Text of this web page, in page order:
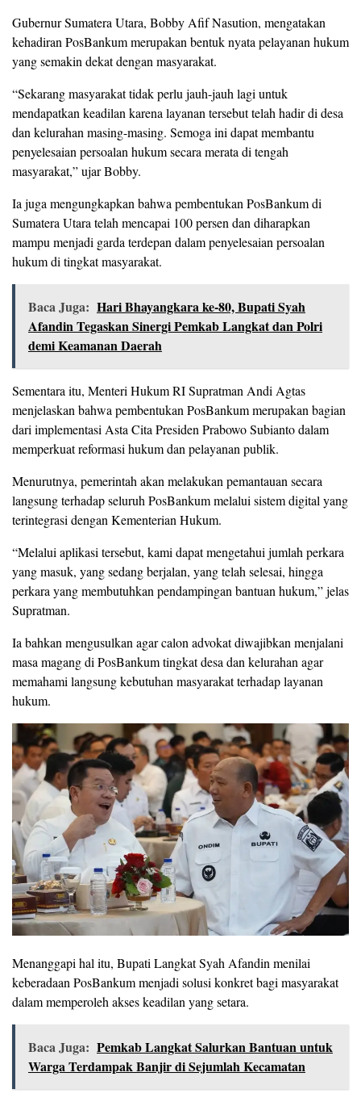
Gubernur Sumatera Utara, Bobby Afif Nasution, mengatakan
kehadiran PosBankum merupakan bentuk nyata pelayanan hukum
yang semakin dekat dengan masyarakat.
“Sekarang masyarakat tidak perlu jauh-jauh lagi untuk
mendapatkan keadilan karena layanan tersebut telah hadir di desa
dan kelurahan masing-masing. Semoga ini dapat membantu
penyelesaian persoalan hukum secara merata di tengah
masyarakat,” ujar Bobby.
Ia juga mengungkapkan bahwa pembentukan PosBankum di
Sumatera Utara telah mencapai 100 persen dan diharapkan
mampu menjadi garda terdepan dalam penyelesaian persoalan
hukum di tingkat masyarakat.
Baca Juga: Hari Bhayangkara ke-80, Bupati Syah
Afandin Tegaskan Sinergi Pemkab Langkat dan Polri
demi Keamanan Daerah
Sementara itu, Menteri Hukum RI Supratman Andi Agtas
menjelaskan bahwa pembentukan PosBankum merupakan bagian
dari implementasi Asta Cita Presiden Prabowo Subianto dalam
memperkuat reformasi hukum dan pelayanan publik.
Menurutnya, pemerintah akan melakukan pemantauan secara
langsung terhadap seluruh PosBankum melalui sistem digital yang
terintegrasi dengan Kementerian Hukum.
“Melalui aplikasi tersebut, kami dapat mengetahui jumlah perkara
yang masuk, yang sedang berjalan, yang telah selesai, hingga
perkara yang membutuhkan pendampingan bantuan hukum,” jelas
Supratman.
Ia bahkan mengusulkan agar calon advokat diwajibkan menjalani
masa magang di PosBankum tingkat desa dan kelurahan agar
memahami langsung kebutuhan masyarakat terhadap layanan
hukum.
Menanggapi hal itu, Bupati Langkat Syah Afandin menilai
keberadaan PosBankum menjadi solusi konkret bagi masyarakat
dalam memperoleh akses keadilan yang setara.
Baca Juga: Pemkab Langkat Salurkan Bantuan untuk
Warga Terdampak Banjir di Sejumlah Kecamatan